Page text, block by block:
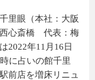
里眼（本社：大阪
心斎橋 代表：梅
2022年11月16日
時に占いの館千里
前店を増床リニュ